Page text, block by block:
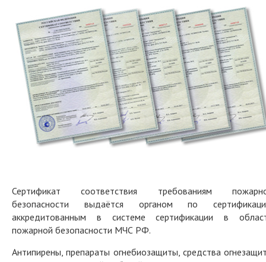
Сертификат соответствия требованиям
безопасности выдаётся органом по
аккредитованным в системе сертификации в
пожарной безопасности МЧС РФ.
Антипирены, препараты огнебиозащиты, средства